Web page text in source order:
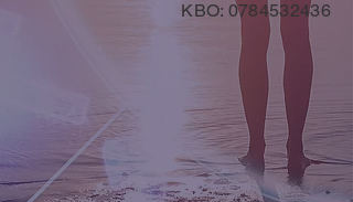
KBO: 0784532436